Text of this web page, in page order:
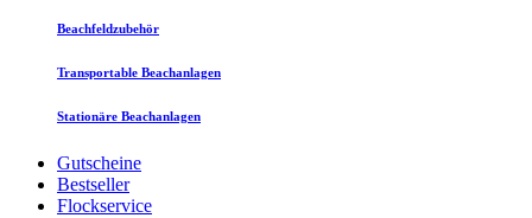
Beachfeldzubehör
Transportable Beachanlagen
Stationäre Beachanlagen
Gutscheine
Bestseller
Flockservice